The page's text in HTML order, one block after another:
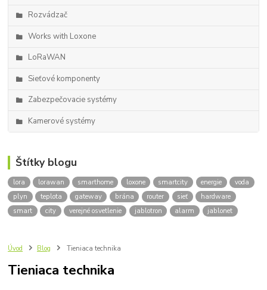
Rozvádzač
Works with Loxone
LoRaWAN
Sieťové komponenty
Zabezpečovacie systémy
Kamerové systémy
Štítky blogu
lora lorawan smarthome loxone smartcity energie
voda
plyn
teplota gateway brána router sieť
hardware
smart
city verejné osvetlenie jablotron alarm jablonet
Úvod Blog Tieniaca technika
Tieniaca technika